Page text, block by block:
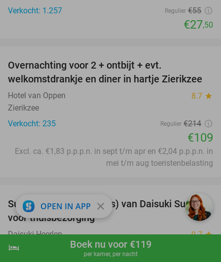
shopping_cart Boek nu
hotel Boek nu voor €119
per kamer, per nacht
Verkocht: 1.257
Regulier €55
€27,50
Overnachting voor 2 + ontbijt + evt.
welkomstdrankje en diner in hartje Zierikzee
Hotel van Oppen 8.7 star
Zierikzee
Verkocht: 235
Regulier €214
€109
Excl. ca. €1,83 p.p.p.n. in sept t/m apr en €2,04 p.p.p.n. in
mei t/m aug toeristenbelasting
46%
Sushibox (46 of 95 stuks) van Daisuki Sushi
voor thuisbezorging
Daisuki Heerlen 9.7star
Heerlen
OPEN IN APP close